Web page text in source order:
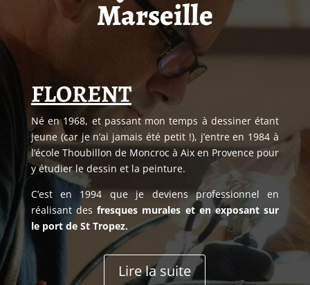
Marseille
FLORENT
Né en 1968, et passant mon temps à dessiner étant
jeune (car je n’ai jamais été petit !), j’entre en 1984 à
l’école Thoubillon de Moncroc à Aix en Provence pour
y étudier le dessin et la peinture.
C’est en 1994 que je deviens professionnel en
réalisant desfresques murales et en exposant sur
le port de St Tropez.
Lire la suite